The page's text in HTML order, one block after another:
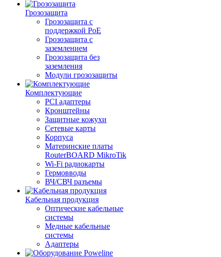
Грозозащита
Грозозащита с
поддержкой PoE
Грозозащита с
заземлением
Грозозащита без
заземления
Модули грозозащиты
Комплектующие
PCI адаптеры
Кронштейны
Защитные кожухи
Сетевые карты
Корпуса
Материнские платы
RouterBOARD MikroTik
Wi-Fi радиокарты
Гермовводы
ВЧ/СВЧ разъемы
Кабельная продукция
Оптические кабельные
системы
Медные кабельные
системы
Адаптеры